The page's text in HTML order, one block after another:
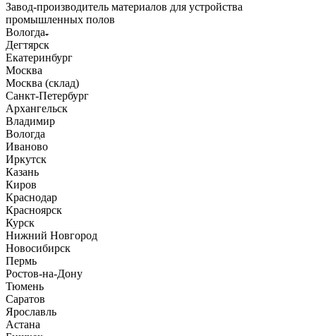
Завод-производитель материалов для устройства
промышленных полов
Вологда
Дегтярск
Екатеринбург
Москва
Москва (склад)
Санкт-Петербург
Архангельск
Владимир
Вологда
Иваново
Иркутск
Казань
Киров
Краснодар
Красноярск
Курск
Нижний Новгород
Новосибирск
Пермь
Ростов-на-Дону
Тюмень
Саратов
Ярославль
Астана